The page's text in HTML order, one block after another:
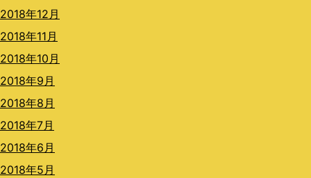
2018年12月
2018年11月
2018年10月
2018年9月
2018年8月
2018年7月
2018年6月
2018年5月